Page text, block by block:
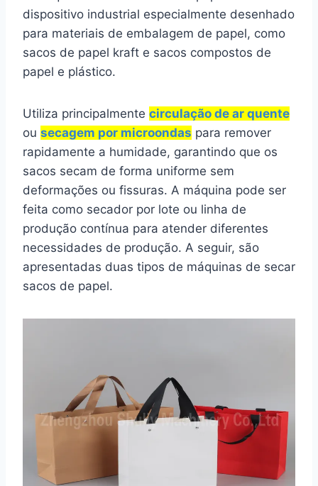
dispositivo industrial especialmente desenhado
para materiais de embalagem de papel, como
sacos de papel kraft e sacos compostos de
papel e plástico.
Utiliza principalmente circulação de ar quente
ou secagem por microondas para remover
rapidamente a humidade, garantindo que os
sacos secam de forma uniforme sem
deformações ou fissuras. A máquina pode ser
feita como secador por lote ou linha de
produção contínua para atender diferentes
necessidades de produção. A seguir, são
apresentadas duas tipos de máquinas de secar
sacos de papel.